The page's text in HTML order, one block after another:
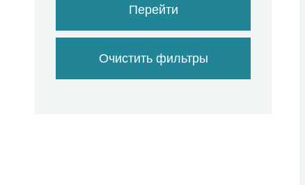
Перейти
Очистить фильтры